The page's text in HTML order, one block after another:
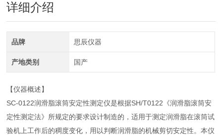
详细介绍
品牌 思辰仪器
产地类别 国产
【仪器概述】
SC-0122润滑脂滚筒安定性测定仪是根据SH/T0122《润滑脂滚筒安
定性测定法》所规定的要求设计制造的，适用于测定润滑脂在滚筒试
验机上工作后的稠度变化，用以判断润滑脂的机械剪切安定性。本仪